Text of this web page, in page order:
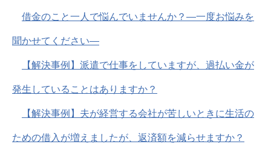
借金のこと一人で悩んでいませんか？―一度お悩みを
聞かせてください―
【解決事例】派遣で仕事をしていますが、過払い金が
発生していることはありますか？
【解決事例】夫が経営する会社が苦しいときに生活の
ための借入が増えましたが、返済額を減らせますか？